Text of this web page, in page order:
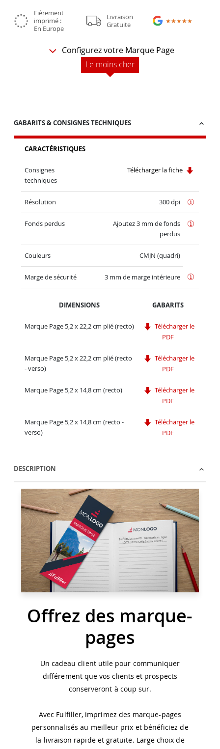
Fièrement
imprimé :
En Europe
Livraison
Gratuite
★★★★★
★★★★★
Configurez votre Marque Page
Le moins cher
GABARITS & CONSIGNES TECHNIQUES
CARACTÉRISTIQUES
Consignes
techniques
Télécharger la fiche
Résolution 300 dpi
Fonds perdus
Ajoutez 3 mm de fonds
perdus
Couleurs CMJN (quadri)
Marge de sécurité 3 mm de marge intérieure
DIMENSIONS GABARITS
Marque Page 5,2 x 22,2 cm plié (recto)
Télécharger le
PDF
Marque Page 5,2 x 22,2 cm plié (recto
- verso)
Télécharger le
PDF
Marque Page 5,2 x 14,8 cm (recto)
Télécharger le
PDF
Marque Page 5,2 x 14,8 cm (recto -
verso)
Télécharger le
PDF
DESCRIPTION
Offrez des marque-
pages
Un cadeau client utile pour communiquer
différement que vos clients et prospects
conserveront à coup sur.
Avec Fulfiller, imprimez des marque-pages
personnalisés au meilleur prix et bénéficiez de
la livraison rapide et gratuite. Large choix de